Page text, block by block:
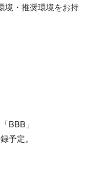
境・推奨環境をお持
BBB」
予定。